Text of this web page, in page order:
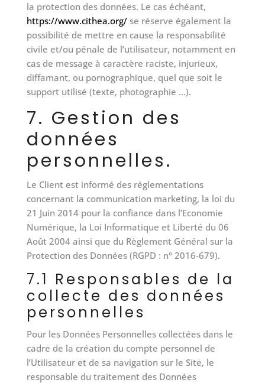
la protection des données. Le cas échéant,
https://www.cithea.org/se réserve également la
possibilité de mettre en cause la responsabilité
civile et/ou pénale de l’utilisateur, notamment en
cas de message à caractère raciste, injurieux,
diffamant, ou pornographique, quel que soit le
support utilisé (texte, photographie …).
7. Gestion des
données
personnelles.
Le Client est informé des réglementations
concernant la communication marketing, la loi du
21 Juin 2014 pour la confiance dans l’Economie
Numérique, la Loi Informatique et Liberté du 06
Août 2004 ainsi que du Règlement Général sur la
Protection des Données (RGPD : n° 2016-679).
7.1 Responsables de la
collecte des données
personnelles
Pour les Données Personnelles collectées dans le
cadre de la création du compte personnel de
l’Utilisateur et de sa navigation sur le Site, le
responsable du traitement des Données